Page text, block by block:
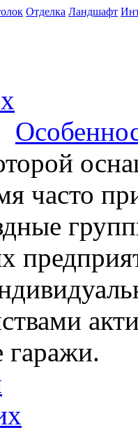
Отделка Ландшафт
часто
гаражи.